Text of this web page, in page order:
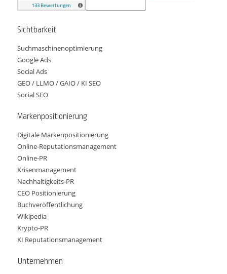
Sichtbarkeit
Suchmaschinenoptimierung
Google Ads
Social Ads
GEO / LLMO / GAIO / KI SEO
Social SEO
Markenpositionierung
Digitale Markenpositionierung
Online-Reputationsmanagement
Online-PR
Krisenmanagement
Nachhaltigkeits-PR
CEO Positionierung
Buchveröffentlichung
Wikipedia
Krypto-PR
KI Reputationsmanagement
Unternehmen